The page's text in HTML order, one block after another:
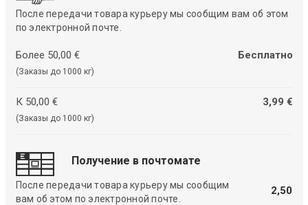
После передачи товара курьеру мы сообщим вам об этом
по электронной почте.
Более 50,00 €
(Заказы до 1000 кг)
Бесплатно
К 50,00 €
(Заказы до 1000 кг)
3,99 €
Получение в почтомате
После передачи товара курьеру мы сообщим
вам об этом по электронной почте.
2,50